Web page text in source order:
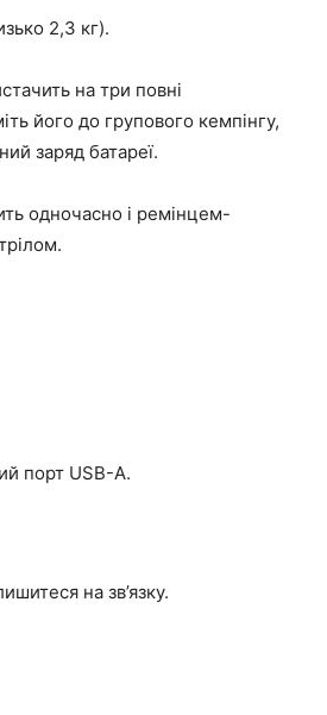
2,3 кг).
на три повні
його до групового кемпінгу,
заряд батареї.
одночасно і ремінцем-
порт USB-A.
на зв’язку.